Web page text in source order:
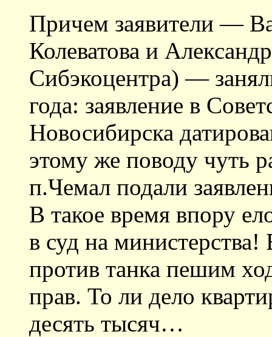
Причем заявители —
Колеватова и
Сибэкоцентра) —
года: заявление в
Новосибирска
этому же поводу чуть
п.Чемал подали
В такое время впору
в суд на министерства!
против танка пешим
прав. То ли дело
десять тысяч…